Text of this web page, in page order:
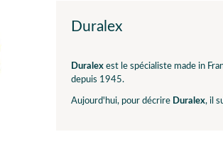
Duralex
Duralex est le spécialiste made in
depuis 1945.
Aujourd'hui, pour décrire Duralex, il